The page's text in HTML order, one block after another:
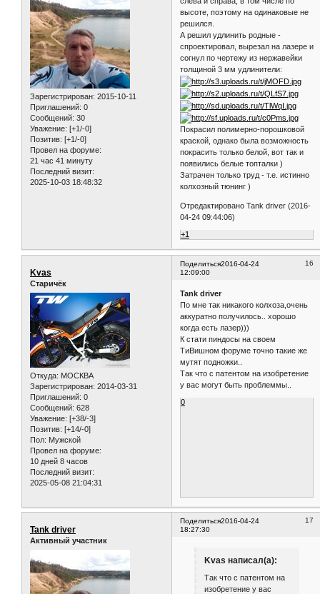
Зарегистрирован: 2015-10-11
Приглашений: 0
Сообщений: 30
Уважение: [+1/-0]
Позитив: [+1/-0]
Провел на форуме:
21 час 41 минуту
Последний визит:
2025-10-03 18:48:32
высоте, поэтому на одинаковые не
решился.
А решил удлинить родные -
спроектировал, вырезал на лазере и
согнул по чертежу из нержавейки
толщиной 3 мм удлинители:
Покрасил полимерно-порошковой
краской, однако была возможность
покрасить только белой, вот так и
появились белые топталки )
Затрачен только труд - т.е. истинно
колхозный тюнинг )
Отредактировано Tank driver (2016-
04-24 09:44:06)
+1
Поделиться 16
2016-04-24
12:09:00
Kvas
Старичёк
Откуда: МОСКВА
Зарегистрирован: 2014-03-31
Приглашений: 0
Сообщений: 628
Уважение: [+38/-3]
Позитив: [+14/-0]
Пол: Мужской
Провел на форуме:
10 дней 8 часов
Последний визит:
2025-05-08 21:04:31
Tank driver
По мне так никакого колхоза,очень
аккуратно получилось.. хорошо
когда есть лазер)))
К стати пиндосы на своем
ТиВишном форуме точно такие же
мутят подножки..
Так что с патентом на изобретение
у вас могут быть проблеммы..
0
Поделиться 17
2016-04-24
18:27:30
Tank driver
Активный участник
Kvas написал(а):
Так что с патентом на
изобретение у вас